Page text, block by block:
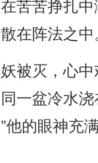
苦苦挣扎
在阵法之中
灭，心中
一盆冷水
他的眼神充